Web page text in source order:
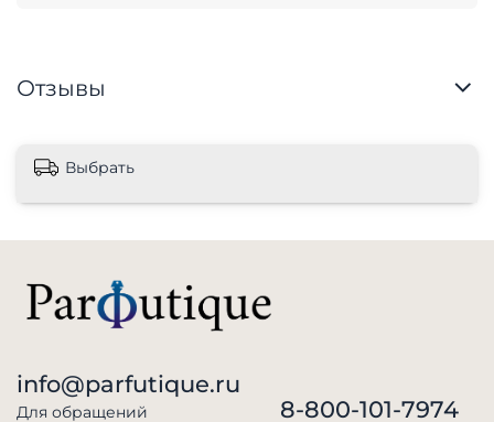
Отзывы
Выбрать
info@parfutique.ru
Для обращений 8-800-101-7974